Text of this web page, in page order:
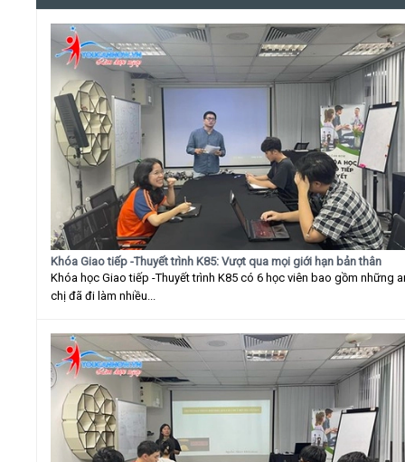
Khóa Giao tiếp -Thuyết trình K85: Vượt qua mọi giới hạn bản thân
Khóa học Giao tiếp -Thuyết trình K85 có 6 học viên bao gồm những
chị đã đi làm nhiều...